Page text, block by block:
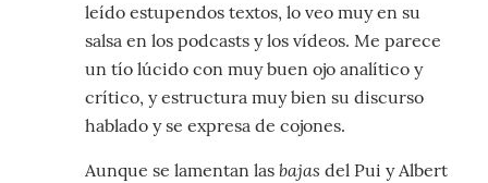
leído estupendos textos, lo veo muy en su
salsa en los podcasts y los vídeos. Me parece
un tío lúcido con muy buen ojo analítico y
crítico, y estructura muy bien su discurso
hablado y se expresa de cojones.
Aunque se lamentan las bajas del Pui y Albert